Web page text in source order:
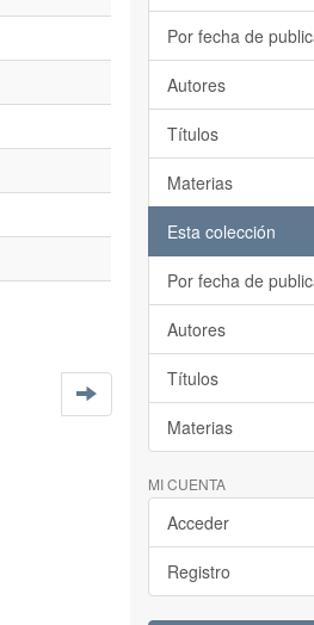
Por fecha de
Autores
Títulos
Materias
Esta colección
Por fecha de
Autores
Títulos
Materias
MI CUENTA
Acceder
Registro